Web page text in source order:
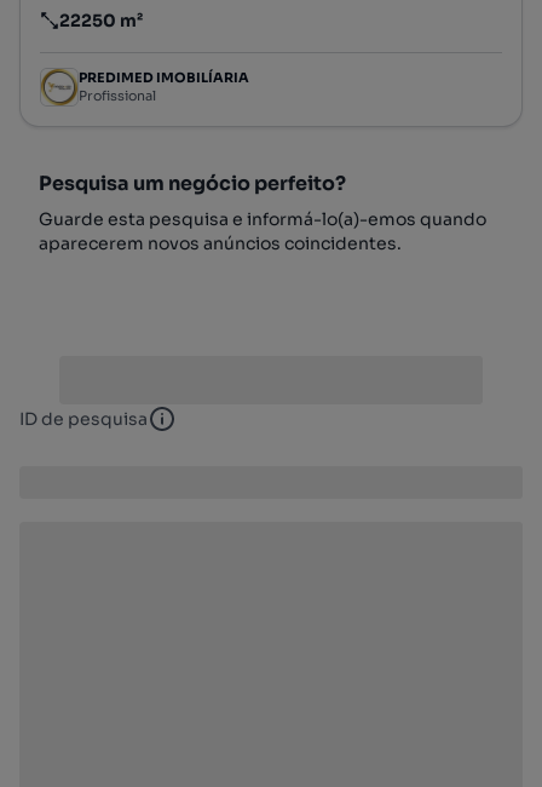
Preço por metro quadrado
22250 m²
PREDIMED IMOBILÍARIA
Profissional
Pesquisa um negócio perfeito?
Guarde esta pesquisa e informá-lo(a)-emos quando
aparecerem novos anúncios coincidentes.
ID de pesquisa ID de pesquisa